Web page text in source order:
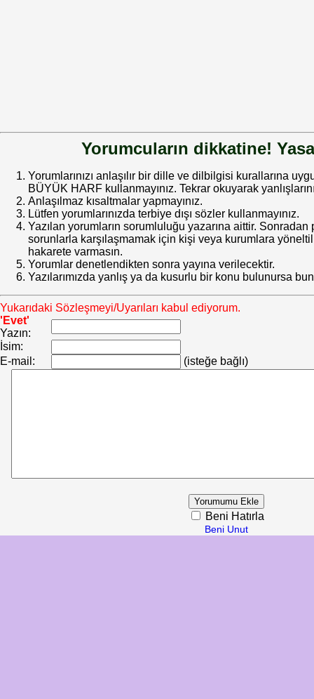
Yorumcuların dikkatine!
Yorumlarınızı anlaşılır bir dille ve dilbilgisi kurallarına
BÜYÜK HARF kullanmayınız. Tekrar okuyarak
Anlaşılmaz kısaltmalar yapmayınız.
Lütfen yorumlarınızda terbiye dışı sözler kullanmayınız.
Yazılan yorumların sorumluluğu yazarına aittir.
sorunlarla karşılaşmamak için kişi veya kurumlara
hakarete varmasın.
Yorumlar denetlendikten sonra yayına verilecektir.
Yazılarımızda yanlış ya da kusurlu bir konu bulunursa
Yukarıdaki Sözleşmeyi/Uyarıları kabul ediyorum.
'Evet'
Yazın:
İsim:
E-mail:
(isteğe bağlı)
Beni Hatırla
Beni Unut